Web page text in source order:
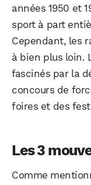
années 1950 et
sport à part
Cependant, les
à bien plus loin.
fascinés par la
concours de
foires et des
Les 3
Comme